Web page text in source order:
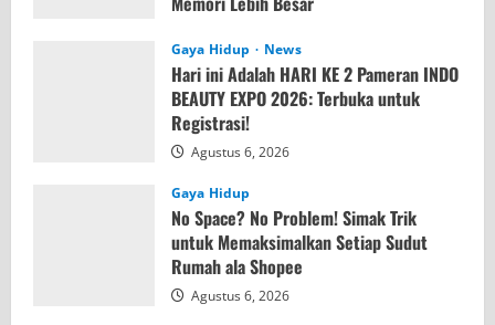
Gaya Hidup
News
Hari ini Adalah HARI KE 2 Pameran INDO
BEAUTY EXPO 2026: Terbuka untuk
Registrasi!
Agustus 6, 2026
Gaya Hidup
No Space? No Problem! Simak Trik
untuk Memaksimalkan Setiap Sudut
Rumah ala Shopee
Agustus 6, 2026